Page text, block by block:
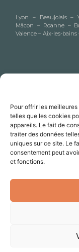
Pour offrir les
telles que les cookies
appareils. Le fait de
traiter des données
uniques sur ce site. Le
consentement peut
et fonctions.
Lyon – Beaujolais –
Mâcon – Roanne –
Valence – Aix-les-
Mentions